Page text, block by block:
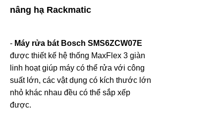
nâng hạ Rackmatic
- Máy rửa bát Bosch SMS6ZCW07E
được thiết kế hệ thống MaxFlex 3 giàn
linh hoạt giúp máy có thể rửa với công
suất lớn, các vật dụng có kích thước lớn
nhỏ khác nhau đều có thể sắp xếp
được.